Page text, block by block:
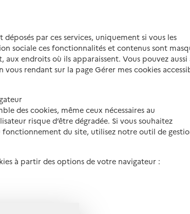
par ces services, uniquement si vous les
sociale ces fonctionnalités et contenus sont
endroits où ils apparaissent. Vous pouvez aussi
rendant sur la page Gérer mes cookies
des cookies, même ceux nécessaires au
risque d’être dégradée. Si vous souhaitez
du site, utilisez notre outil de
à partir des options de votre navigateur :